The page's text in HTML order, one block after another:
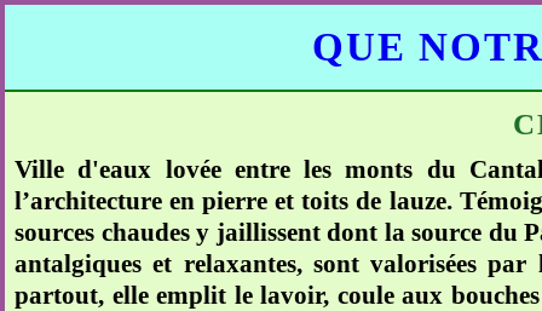
QUE
Ville d'eaux lovée entre les monts du
l’architecture en pierre et toits de lauze.
sources chaudes y jaillissent dont la source du
antalgiques et relaxantes, sont valorisées
partout, elle emplit le lavoir, coule aux